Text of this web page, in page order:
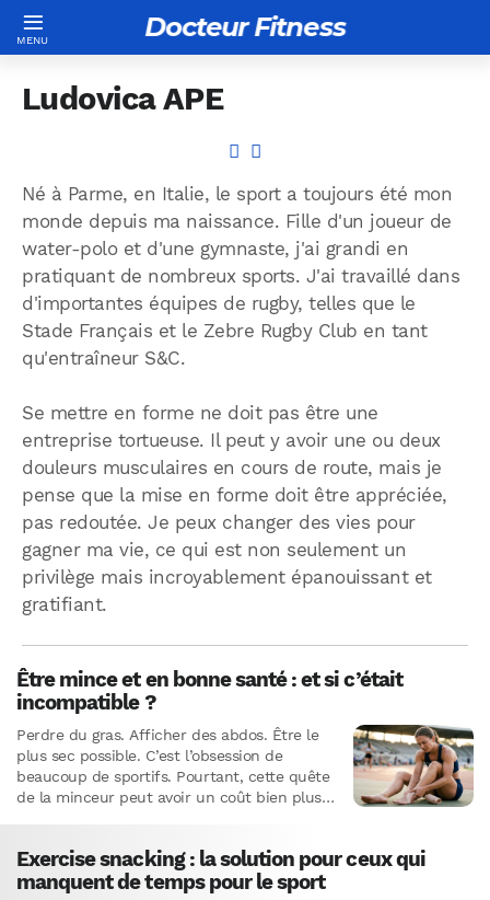
Docteur Fitness
Ludovica APE
Né à Parme, en Italie, le sport a toujours été mon
monde depuis ma naissance. Fille d'un joueur de
water-polo et d'une gymnaste, j'ai grandi en
pratiquant de nombreux sports. J'ai travaillé dans
d'importantes équipes de rugby, telles que le
Stade Français et le Zebre Rugby Club en tant
qu'entraîneur S&C.
Se mettre en forme ne doit pas être une
entreprise tortueuse. Il peut y avoir une ou deux
douleurs musculaires en cours de route, mais je
pense que la mise en forme doit être appréciée,
pas redoutée. Je peux changer des vies pour
gagner ma vie, ce qui est non seulement un
privilège mais incroyablement épanouissant et
gratifiant.
Être mince et en bonne santé : et si c’était
incompatible ?
Perdre du gras. Afficher des abdos. Être le
plus sec possible. C’est l’obsession de
beaucoup de sportifs. Pourtant, cette quête
de la minceur peut avoir un coût bien plus
Exercise snacking : la solution pour ceux qui
manquent de temps pour le sport